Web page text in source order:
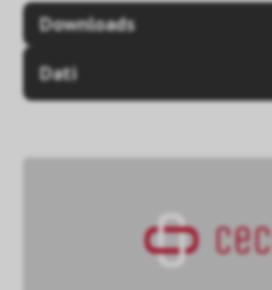
Downloads
Dati